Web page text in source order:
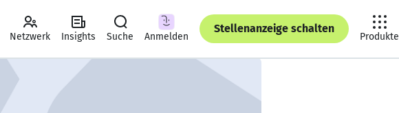
Netzwerk Insights Suche Anmelden
Stellenanzeige schalten
Produkte